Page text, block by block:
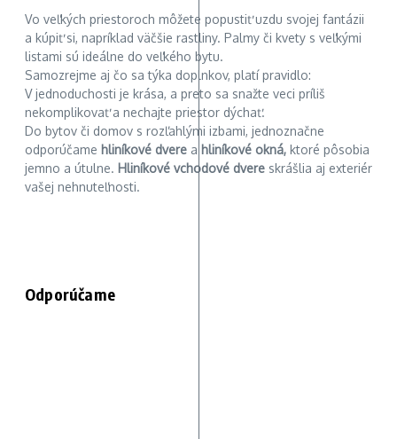
Vo veľkých priestoroch môžete popustiť uzdu svojej fantázii
a kúpiť si, napríklad väčšie rastliny. Palmy či kvety s veľkými
listami sú ideálne do veľkého bytu.
Samozrejme aj čo sa týka doplnkov, platí pravidlo:
V jednoduchosti je krása, a preto sa snažte veci príliš
nekomplikovať a nechajte priestor dýchať.
Do bytov či domov s rozľahlými izbami, jednoznačne
odporúčame hliníkové dvere a hliníkové okná, ktoré pôsobia
jemno a útulne. Hliníkové vchodové dvere skrášlia aj exteriér
vašej nehnuteľnosti.
Odporúčame